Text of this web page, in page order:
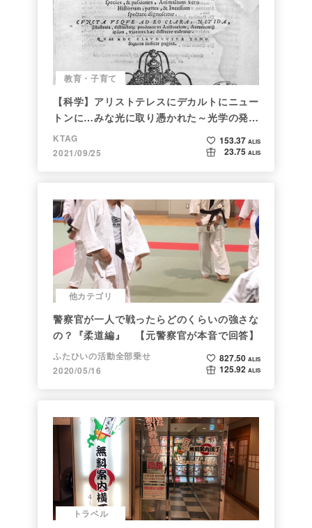
教育・子育て
【科学】アリストテレスにデカルトにニュー
トンに…みな光に取り憑かれた～光学の発展
～
KTAG
2021/09/25
153.37 ALIS
23.75 ALIS
他カテゴリ
警察官が一人で戦ったらどのくらいの強さな
の？『柔道編』 【元警察官が本音で回答】
ふたひいの活動全部乗せ
2020/05/16
827.50 ALIS
125.92 ALIS
トラベル